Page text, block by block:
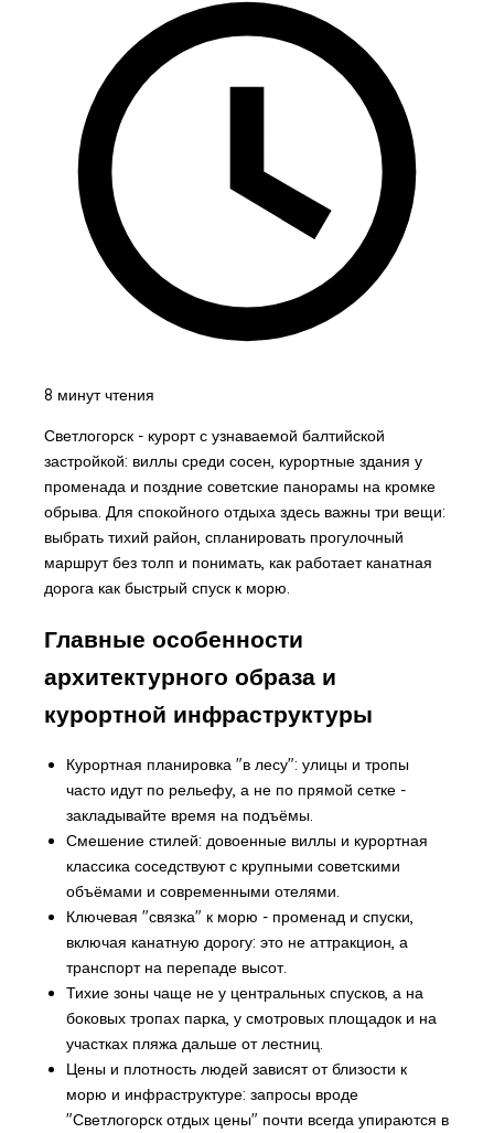
8 минут чтения
Светлогорск - курорт с узнаваемой балтийской
застройкой: виллы среди сосен, курортные здания у
променада и поздние советские панорамы на кромке
обрыва. Для спокойного отдыха здесь важны три вещи:
выбрать тихий район, спланировать прогулочный
маршрут без толп и понимать, как работает канатная
дорога как быстрый спуск к морю.
Главные особенности
архитектурного образа и
курортной инфраструктуры
Курортная планировка "в лесу": улицы и тропы
часто идут по рельефу, а не по прямой сетке -
закладывайте время на подъёмы.
Смешение стилей: довоенные виллы и курортная
классика соседствуют с крупными советскими
объёмами и современными отелями.
Ключевая "связка" к морю - променад и спуски,
включая канатную дорогу: это не аттракцион, а
транспорт на перепаде высот.
Тихие зоны чаще не у центральных спусков, а на
боковых тропах парка, у смотровых площадок и на
участках пляжа дальше от лестниц.
Цены и плотность людей зависят от близости к
морю и инфраструктуре: запросы вроде
"Светлогорск отдых цены" почти всегда упираются в